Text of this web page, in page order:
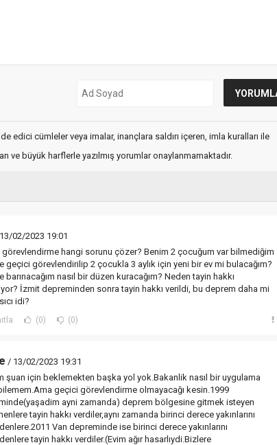
edici cümleler veya imalar, inançlara saldırı içeren, imla kuralları ile
ve büyük harflerle yazılmış yorumlar onaylanmamaktadır.
02/2023 19:01
görevlendirme hangi sorunu çözer? Benim 2 çocuğum var bilmediğim
geçici görevlendirilip 2 çocukla 3 aylık için yeni bir ev mi bulacağım?
barınacağım nasıl bir düzen kuracağım? Neden tayin hakkı
İzmit depreminden sonra tayin hakkı verildi, bu deprem daha mi
idi?
(0) (0)
/ 13/02/2023 19:31
şuan için beklemekten başka yol yok.Bakanlik nasıl bir uygulama
geçici görevlendirme olmayacağı kesin.1999
ayni zamanda) deprem bölgesine gitmek isteyen
tayin hakkı verdiler,aynı zamanda birinci derece yakınlarını
Van depreminde ise birinci derece yakınlarını
tayin hakkı verdiler.(Evim ağır hasarlıydi.Bizlere